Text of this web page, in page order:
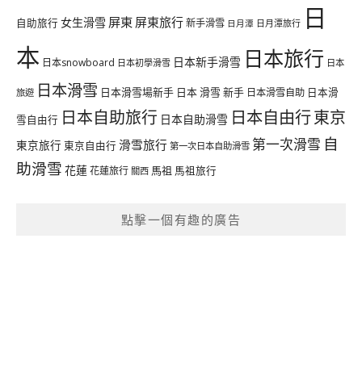
自助旅行 女生滑雪 屏東 屏東旅行新手滑雪 日月潭 日月潭旅行 日
本 日本snowboard 日本初學滑雪 日本新手滑雪 日本旅行 日本
旅遊 日本滑雪 日本滑雪場新手 日本 滑雪 新手 日本滑雪自助 日本滑
雪自由行 日本自助旅行 日本自助滑雪 日本自由行東京
東京旅行 東京自由行 滑雪旅行 第一次日本自助滑雪 第一次滑雪 自
助滑雪 花蓮花蓮旅行 關西 馬祖 馬祖旅行
點擊一個有趣的廣告